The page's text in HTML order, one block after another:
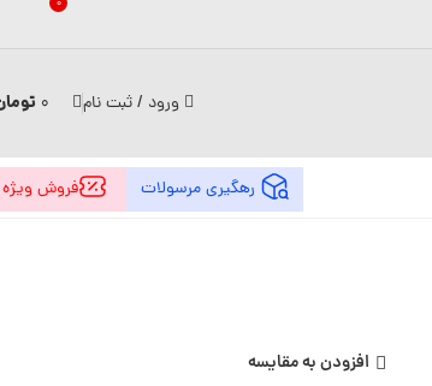
ورود / ثبت نام 0
رهگیری مرسولات فروش ویژه
افزودن به مقایسه